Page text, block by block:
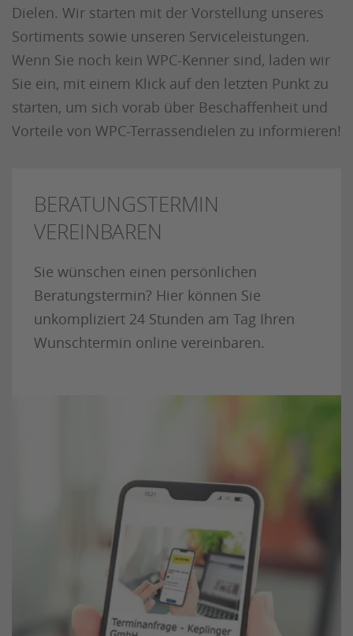
Dielen. Wir starten mit der Vorstellung unseres
Sortiments sowie unseren Serviceleistungen.
Wenn Sie noch kein WPC-Kenner sind, laden wir
Sie ein, mit einem Klick auf den letzten Punkt zu
starten, um sich vorab über Beschaffenheit und
Vorteile von WPC-Terrassendielen zu informieren!
BERATUNGSTERMIN
VEREINBAREN
Sie wünschen einen persönlichen
Beratungstermin? Hier können Sie
unkompliziert 24 Stunden am Tag Ihren
Wunschtermin online vereinbaren.